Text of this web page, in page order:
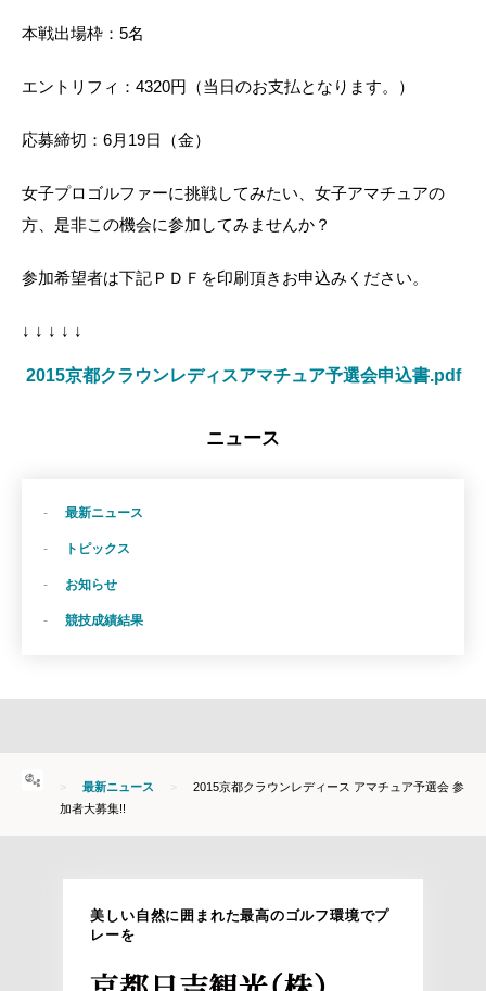
本戦出場枠：5名
エントリフィ：4320円（当日のお支払となります。）
応募締切：6月19日（金）
女子プロゴルファーに挑戦してみたい、女子アマチュアの
方、是非この機会に参加してみませんか？
参加希望者は下記ＰＤＦを印刷頂きお申込みください。
↓ ↓ ↓ ↓ ↓
2015京都クラウンレディスアマチュア予選会申込書.pdf
ニュース
最新ニュース
トピックス
お知らせ
競技成績結果
最新ニュース
2015京都クラウンレディース アマチュア予選会 参
加者大募集!!
美しい自然に囲まれた最高のゴルフ環境でプ
レーを